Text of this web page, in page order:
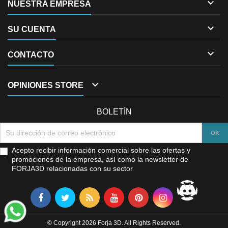
NUESTRA EMPRESA 
SU CUENTA 
CONTACTO 
OPINIONES STORE 
BOLETÍN
Acepto recibir información comercial sobre las ofertas y
promociones de la empresa, así como la newsletter de
FORJA3D relacionadas con su sector
© Copyright 2026 Forja 3D. All Rights Reserved.